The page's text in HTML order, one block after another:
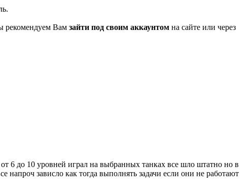
рекомендуем Вам зайти под своим аккаунтомна сайте или через
6 до 10 уровней играл на выбранных танках все шло штатно но в
зависло как тогда выполнять задачи если они не работают